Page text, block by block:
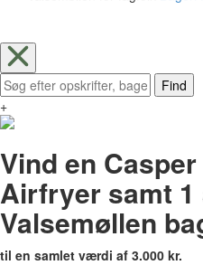
Find
+
Vind en
Airfryer samt
Valsemøllen
til en samlet værdi af 3.000 kr.